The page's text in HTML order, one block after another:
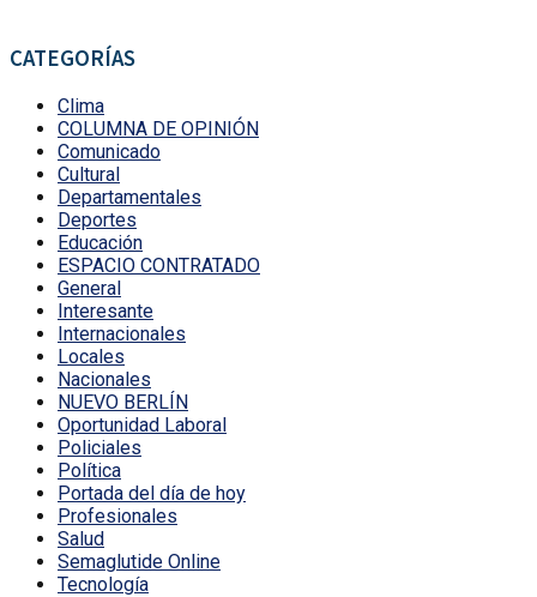
CATEGORÍAS
Clima
COLUMNA DE OPINIÓN
Comunicado
Cultural
Departamentales
Deportes
Educación
ESPACIO CONTRATADO
General
Interesante
Internacionales
Locales
Nacionales
NUEVO BERLÍN
Oportunidad Laboral
Policiales
Política
Portada del día de hoy
Profesionales
Salud
Semaglutide Online
Tecnología